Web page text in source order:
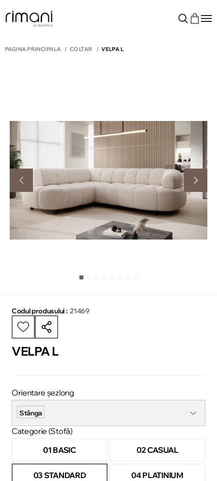
PAGINA PRINCIPALĂ COLTAR VELPA L
Codul produsului : 21469
VELPA L
Orientare șezlong
Stânga
Categorie (Stofă)
01 BASIC
02 CASUAL
03 STANDARD 04 PLATINIUM